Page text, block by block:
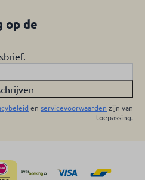
op de
en servicevoorwaarden zijn van
toepassing.